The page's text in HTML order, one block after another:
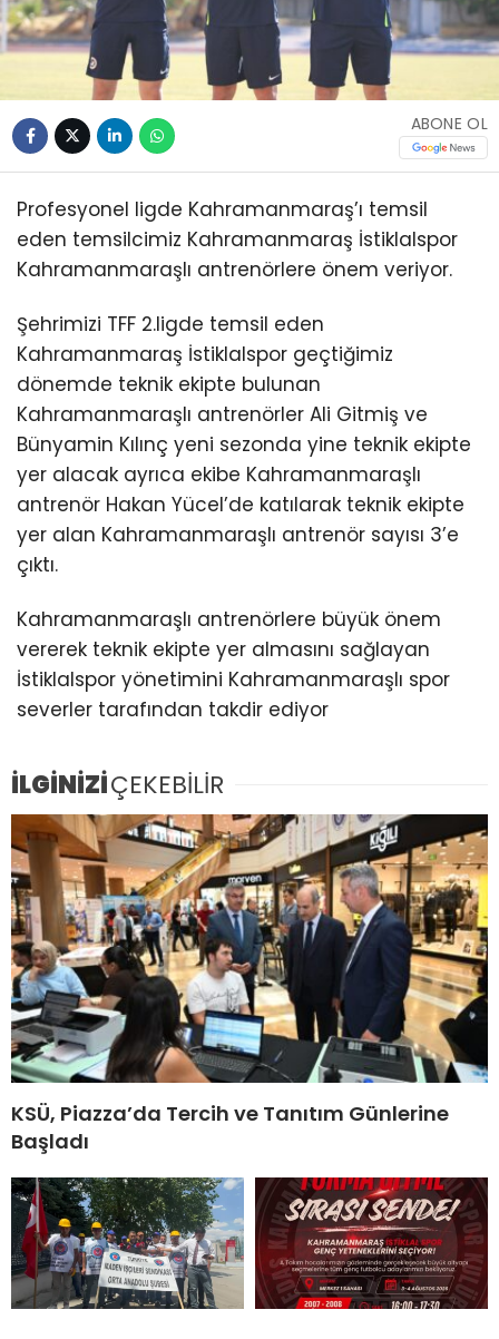
ABONE OL
Profesyonel ligde Kahramanmaraş’ı temsil
eden temsilcimiz Kahramanmaraş İstiklalspor
Kahramanmaraşlı antrenörlere önem veriyor.
Şehrimizi TFF 2.ligde temsil eden
Kahramanmaraş İstiklalspor geçtiğimiz
dönemde teknik ekipte bulunan
Kahramanmaraşlı antrenörler Ali Gitmiş ve
Bünyamin Kılınç yeni sezonda yine teknik ekipte
yer alacak ayrıca ekibe Kahramanmaraşlı
antrenör Hakan Yücel’de katılarak teknik ekipte
yer alan Kahramanmaraşlı antrenör sayısı 3’e
çıktı.
Kahramanmaraşlı antrenörlere büyük önem
vererek teknik ekipte yer almasını sağlayan
İstiklalspor yönetimini Kahramanmaraşlı spor
severler tarafından takdir ediyor
İLGİNİZİÇEKEBİLİR
KSÜ, Piazza’da Tercih ve Tanıtım Günlerine
Başladı